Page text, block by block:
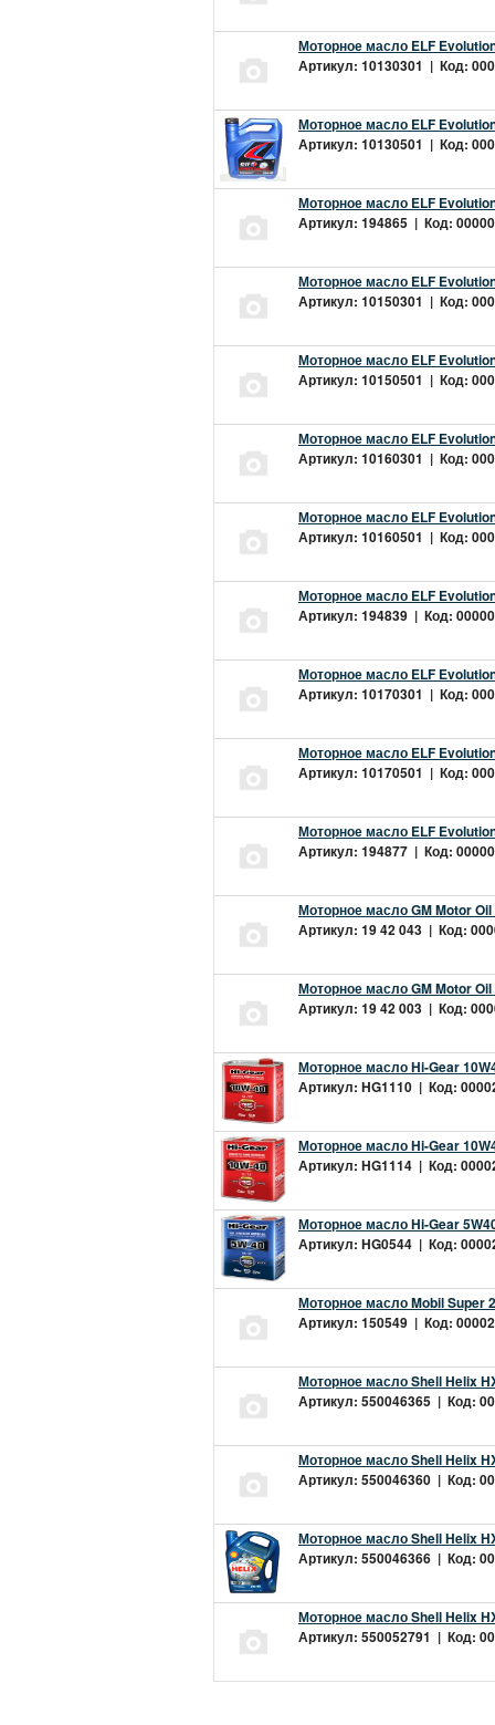
Моторное масло ELF
Артикул: 10130301 | Код:
Моторное масло ELF
Артикул: 10130501 | Код:
Моторное масло ELF
Артикул: 194865 | Код:
Моторное масло ELF
Артикул: 10150301 | Код:
Моторное масло ELF
Артикул: 10150501 | Код:
Моторное масло ELF
Артикул: 10160301 | Код:
Моторное масло ELF
Артикул: 10160501 | Код:
Моторное масло ELF
Артикул: 194839 | Код:
Моторное масло ELF
Артикул: 10170301 | Код:
Моторное масло ELF
Артикул: 10170501 | Код:
Моторное масло ELF
Артикул: 194877 | Код:
Моторное масло GM Motor Oil
Артикул: 19 42 043 | Код:
Моторное масло GM Motor
Артикул: 19 42 003 | Код:
Моторное масло Hi-Gear
Артикул: HG1110 | Код:
Моторное масло Hi-Gear
Артикул: HG1114 | Код:
Моторное масло Hi-Gear
Артикул: HG0544 | Код:
Моторное масло Mobil Super
Артикул: 150549 | Код:
Моторное масло Shell Helix
Артикул: 550046365 | Код:
Моторное масло Shell Helix
Артикул: 550046360 | Код:
Моторное масло Shell Helix
Артикул: 550046366 | Код:
Моторное масло Shell Helix
Артикул: 550052791 | Код: